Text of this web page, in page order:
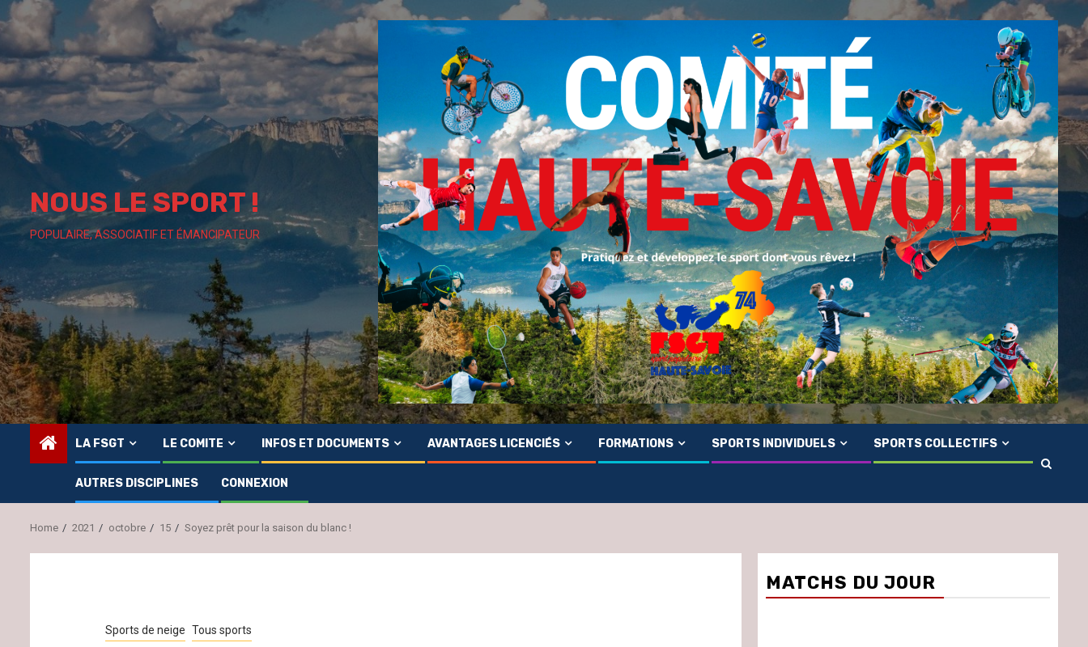
Skip
to
content
NOUS LE SPORT !
POPULAIRE, ASSOCIATIF ET ÉMANCIPATEUR
LA FSGT LE COMITE INFOS ET DOCUMENTS AVANTAGES LICENCIÉS FORMATIONS SPORTS INDIVIDUELS SPORTS COLLECTIFS
AUTRES DISCIPLINES CONNEXION
Home 2021 octobre 15 Soyez prêt pour la saison du blanc !
Sports de neige Tous sports
MATCHS DU JOUR